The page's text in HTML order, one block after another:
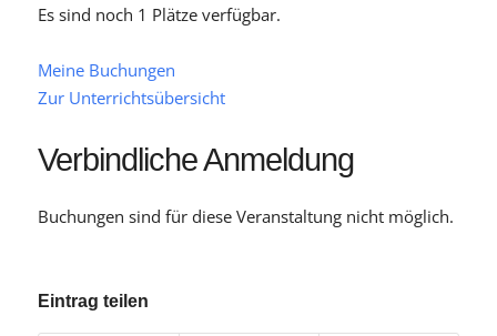
Es sind noch 1 Plätze verfügbar.
Meine Buchungen
Zur Unterrichtsübersicht
Verbindliche Anmeldung
Buchungen sind für diese Veranstaltung nicht möglich.
Eintrag teilen